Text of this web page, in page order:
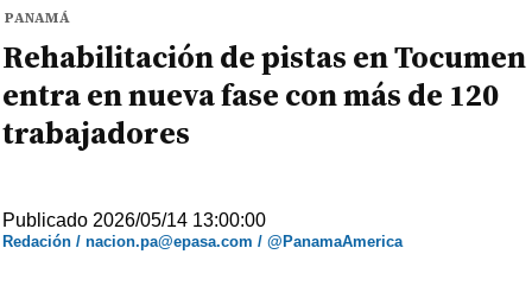
PANAMÁ
Rehabilitación de pistas en Tocumen
entra en nueva fase con más de 120
trabajadores
Publicado 2026/05/14 13:00:00
Redación / nacion.pa@epasa.com / @PanamaAmerica